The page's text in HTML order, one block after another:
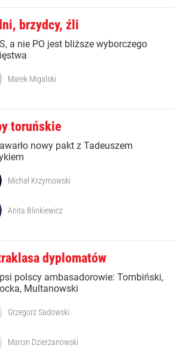
brzydcy, źli
a nie PO jest bliższe wyborczego
Marek Migalski
toruńskie
nowy pakt z Tadeuszem
Michał Krzymowski
Anita Blinkiewicz
dyplomatów
polscy ambasadorowie: Tombiński,
Multanowski
Grzegorz Sadowski
Marcin Dzierżanowski